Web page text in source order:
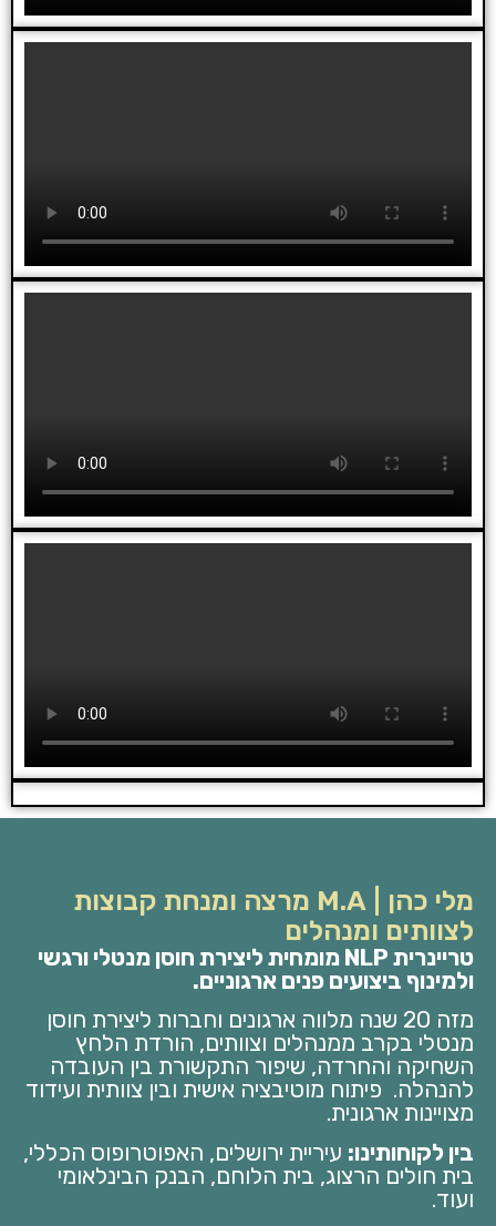
מלי כהן | M.A מרצה ומנחת קבוצות
לצוותים ומנהלים
טריינרית NLP מומחית ליצירת חוסן מנטלי ורגשי
ולמינוף ביצועים פנים ארגוניים.
מזה 20 שנה מלווה ארגונים וחברות ליצירת חוסן
מנטלי בקרב ממנהלים וצוותים, הורדת הלחץ
השחיקה והחרדה, שיפור התקשורת בין העובדה
להנהלה. פיתוח מוטיבציה אישית ובין צוותית ועידוד
מצויינות ארגונית.
בין לקוחותינו: עיריית ירושלים, האפוטרופוס הכללי,
בית חולים הרצוג, בית הלוחם, הבנק הבינלאומי
ועוד.